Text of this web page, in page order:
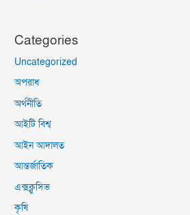
Categories
Uncategorized
অপরাধ
অর্থনীতি
আইটি বিশ্ব
আইন আদালত
আন্তর্জাতিক
এক্সক্লুসিভ
কৃষি